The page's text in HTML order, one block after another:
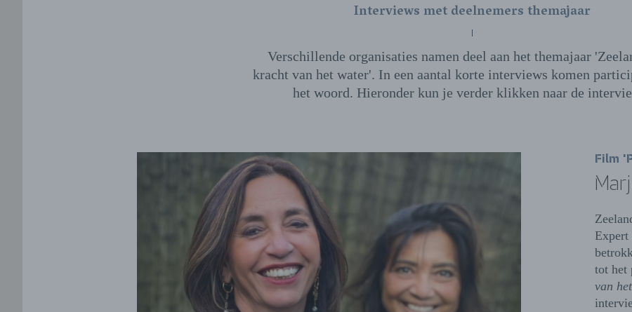
Interviews met deelnemers themajaar
Verschillende organisaties namen deel aan het themajaar
kracht van het water'. In een aantal korte interviews komen
het woord. Hieronder kun je verder klikken naar de
Film
Expert
tot het
van